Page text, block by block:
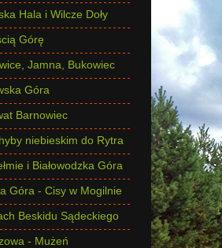
Hala i Wilcze Doły
Górę
Jamna, Bukowiec
Góra
Barnowiec
niebieskim do Rytra
i Białowodzka Góra
Góra - Cisy w Mogilnie
Beskidu Sądeckiego
- Mużeń